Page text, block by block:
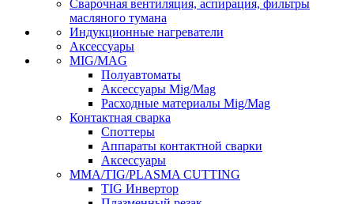
Сварочная вентиляция, аспирация, фильтры
масляного тумана
Индукционные нагреватели
Аксессуары
MIG/MAG
Полуавтоматы
Аксессуары Mig/Mag
Расходные материалы Mig/Mag
Контактная сварка
Споттеры
Аппараты контактной сварки
Аксессуары
MMA/TIG/PLASMA CUTTING
TIG Инвертор